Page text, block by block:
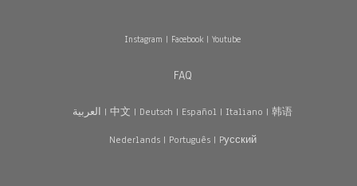
Instagram | Facebook| Youtube
FAQ
العربية | 中文 | Deutsch | Español | Italiano | 韩语
Nederlands| Português| Pусский